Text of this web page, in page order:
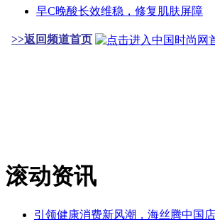
早C晚酸长效维稳，修复肌肤屏障
>>返回频道首页
滚动资讯
引领健康消费新风潮，海丝腾中国